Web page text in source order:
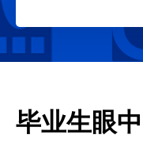
毕业生眼